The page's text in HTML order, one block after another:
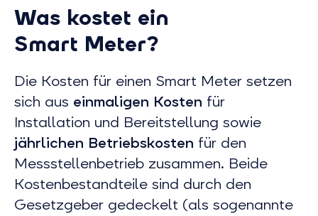
Was kostet ein
Smart Meter?
Die Kosten für einen Smart Meter setzen
sich aus einmaligen Kosten für
Installation und Bereitstellung sowie
jährlichen Betriebskosten für den
Messstellenbetrieb zusammen. Beide
Kostenbestandteile sind durch den
Gesetzgeber gedeckelt (als sogenannte